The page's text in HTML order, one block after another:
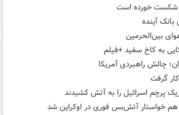
شکست خورده است
بانک آینده
بین‌الحرمین
به کاخ سفید +فیلم
چالش راهبردی آمریکا
کار گرفت
پرچم اسرائیل را به آتش کشیدند
هم خواستار آتش‌بس فوری در اوکراین شد